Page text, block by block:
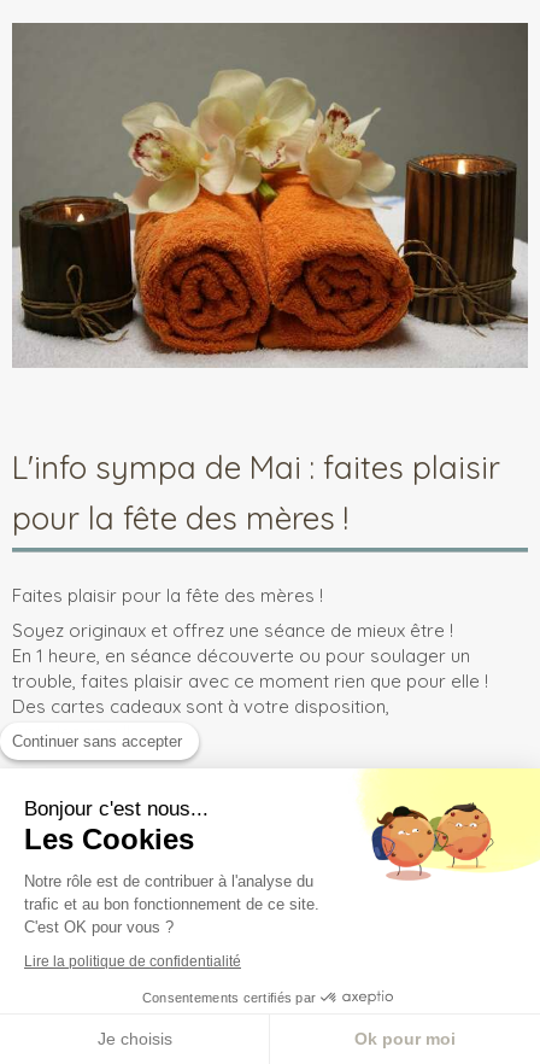
L'info sympa de Mai : faites plaisir
pour la fête des mères !
Faites plaisir pour la fête des mères !
Soyez originaux et offrez une séance de mieux être !
En 1 heure, en séance découverte ou pour soulager un
trouble, faites plaisir avec ce moment rien que pour elle !
Des cartes cadeaux sont à votre disposition,
Appelez-moi !!
Continuer sans accepter
Bonjour c'est nous...
Les Cookies
Notre rôle est de contribuer à l'analyse du
trafic et au bon fonctionnement de ce site.
C'est OK pour vous ?
Lire la politique de confidentialité
Consentements certifiés par
Je choisis Ok pour moi